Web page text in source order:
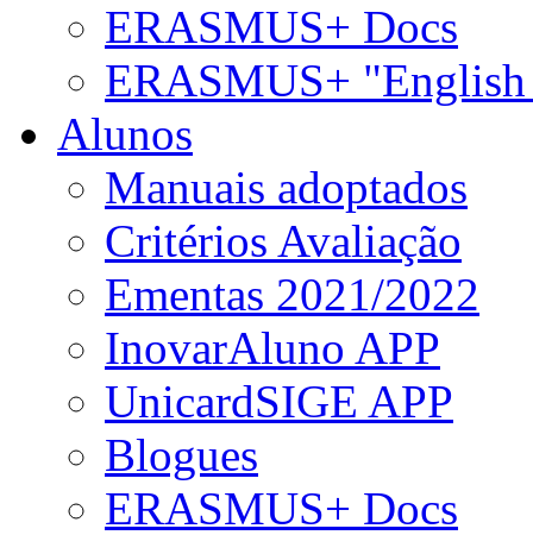
ERASMUS+ Docs
ERASMUS+
Alunos
Manuais adoptados
Critérios Avaliação
Ementas 2021/2022
InovarAluno APP
UnicardSIGE APP
Blogues
ERASMUS+ Docs